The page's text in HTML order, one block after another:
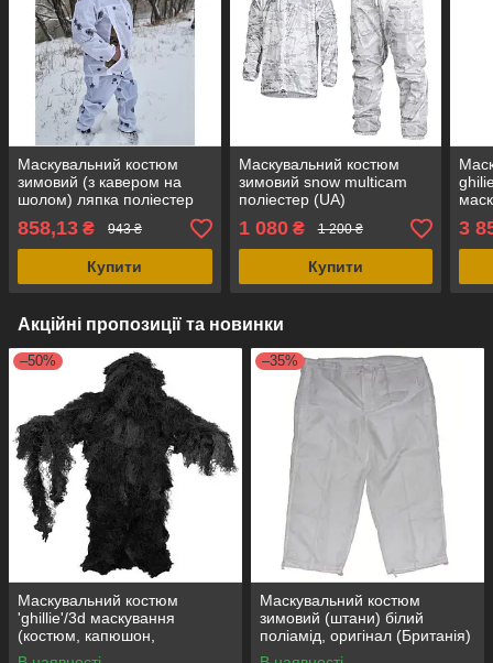
Маскувальний костюм
зимовий (з кавером на
шолом) ляпка поліестер
waterproof (UA)
858,13 ₴ 943 ₴
Купити
Маскувальний костюм
зимовий snow multicam
поліестер (UA)
1 080₴ 1 200 ₴
Купити
3
Акційні пропозиції та новинки
–50%
Маскувальний костюм
'ghillie'/3d маскування
(костюм, капюшон,
маскування зброї) нічний
–35%
Маскувальний костюм
зимовий (штани) білий
поліамід, оригінал (Британія)